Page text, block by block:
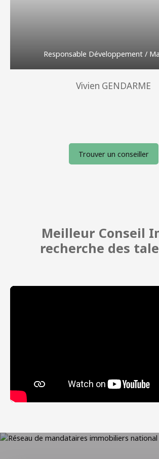
Responsable Développement /
Vivien GENDARME
Trouver un conseiller
Meilleur Conseil
recherche des